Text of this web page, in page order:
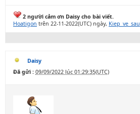
2 người cảm ơn Daisy cho bài viết.
Hoatigon trên 22-11-2022(UTC) ngày, Kiep_ve_sau
Daisy
Đã gửi : 09/09/2022 lúc 01:29:35(UTC)